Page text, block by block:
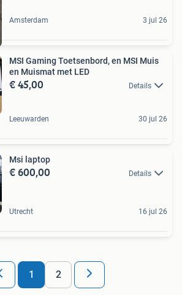
Amsterdam 3 jul 26
MSI Gaming Toetsenbord, en MSI Muis
en Muismat met LED
€ 45,00 Details
Leeuwarden 30 jul 26
Msi laptop
€ 600,00 Details
Utrecht 16 jul 26
1 2